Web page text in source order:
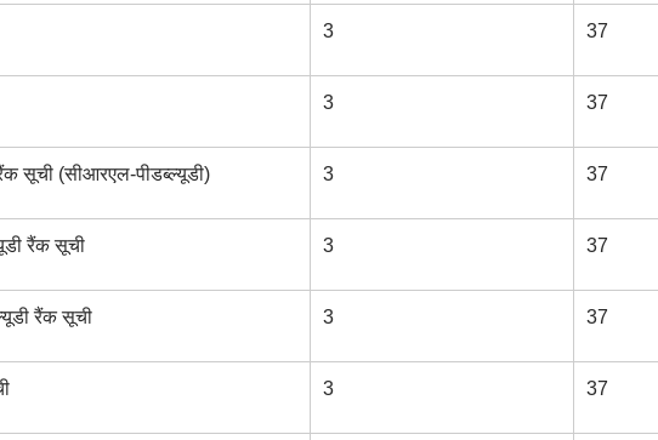
3 37
3 37
सूची (सीआरएल-पीडब्ल्यूडी) 3 37
रैंक सूची 3 37
रैंक सूची 3 37
3 37